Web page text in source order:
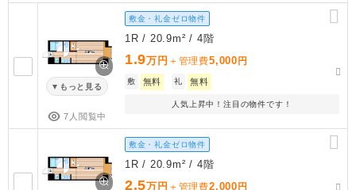
もっと見る
7人閲覧中
敷金・礼金ゼロ物件
1R / 20.9m² / 4階
1.9万円 ＋管理費5,000 円
敷 無料 礼 無料
人気上昇中！注目の物件です！
敷金・礼金ゼロ物件
1R / 20.9m² / 4階
2.5万円 ＋管理費2,000 円